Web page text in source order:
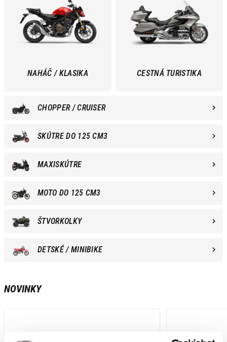
NAHÁČ / KLASIKA CESTNÁ TURISTIKA
CHOPPER / CRUISER
SKÚTRE DO 125 CM3
MAXISKÚTRE
MOTO DO 125 CM3
ŠTVORKOLKY
DETSKÉ / MINIBIKE
NOVINKY